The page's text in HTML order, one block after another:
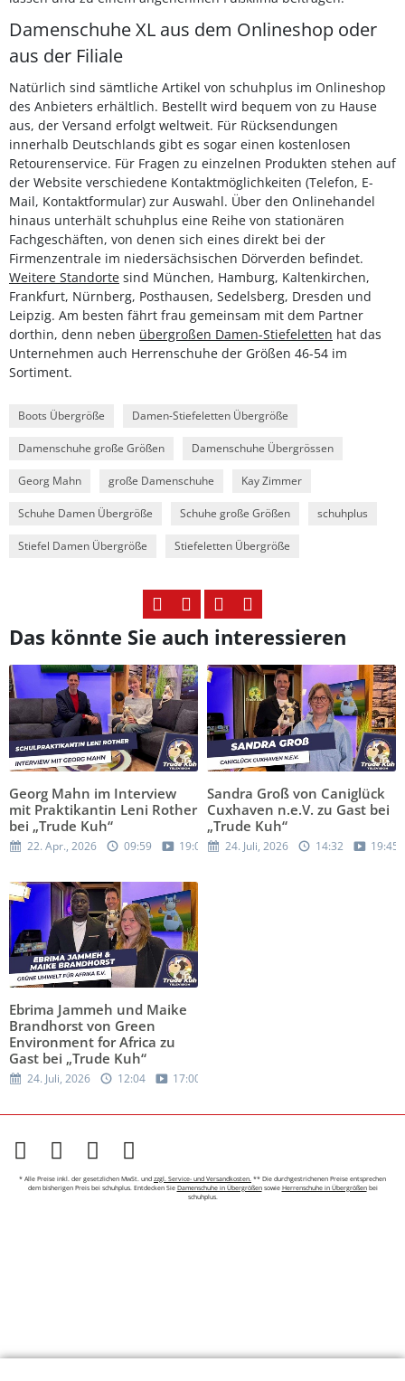
Damenschuhe XL aus dem Onlineshop oder
aus der Filiale
Natürlich sind sämtliche Artikel von schuhplus im Onlineshop
des Anbieters erhältlich. Bestellt wird bequem von zu Hause
aus, der Versand erfolgt weltweit. Für Rücksendungen
innerhalb Deutschlands gibt es sogar einen kostenlosen
Retourenservice. Für Fragen zu einzelnen Produkten stehen auf
der Website verschiedene Kontaktmöglichkeiten (Telefon, E-
Mail, Kontaktformular) zur Auswahl. Über den Onlinehandel
hinaus unterhält schuhplus eine Reihe von stationären
Fachgeschäften, von denen sich eines direkt bei der
Firmenzentrale im niedersächsischen Dörverden befindet.
Weitere Standorte sind München, Hamburg, Kaltenkirchen,
Frankfurt, Nürnberg, Posthausen, Sedelsberg, Dresden und
Leipzig. Am besten fährt frau gemeinsam mit dem Partner
dorthin, denn neben übergroßen Damen-Stiefeletten hat das
Unternehmen auch Herrenschuhe der Größen 46-54 im
Sortiment.
Boots Übergröße Damen-Stiefeletten Übergröße
Damenschuhe große Größen Damenschuhe Übergrössen
Georg Mahn große Damenschuhe Kay Zimmer
Schuhe Damen Übergröße Schuhe große Größen schuhplus
Stiefel Damen Übergröße Stiefeletten Übergröße
Das könnte Sie auch interessieren
Georg Mahn im Interview
mit Praktikantin Leni Rother
bei „Trude Kuh“
22. Apr., 2026 09:59 19:05
Sandra Groß von Caniglück
Cuxhaven n.e.V. zu Gast bei
„Trude Kuh“
24. Juli, 2026 14:32 19:45
Ebrima Jammeh und Maike
Brandhorst von Green
Environment for Africa zu
Gast bei „Trude Kuh“
24. Juli, 2026 12:04 17:00
* Alle Preise inkl. der gesetzlichen MwSt. und zzgl. Service- und Versandkosten. ** Die durchgestrichenen Preise entsprechen
dem bisherigen Preis bei schuhplus. Entdecken Sie Damenschuhe in Übergrößensowie Herrenschuhe in Übergrößenbei
schuhplus.